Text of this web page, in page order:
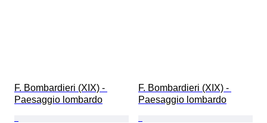
F. Bombardieri (XIX) -
Paesaggio lombardo
F. Bombardieri (XIX) -
Paesaggio lombardo